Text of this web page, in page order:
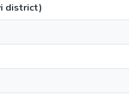
district)